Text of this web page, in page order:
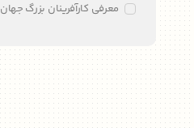
معرفی کارآفرینان بزرگ جهان